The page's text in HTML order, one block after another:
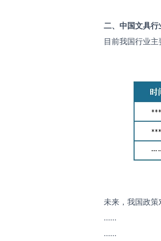
二、中国文具行
目前我国行业主
未来，我国政策
……
……